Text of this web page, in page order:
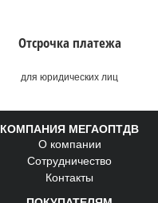
Отсрочка платежа
для юридических лиц
КОМПАНИЯ МЕГАОПТДВ
О компании
Сотрудничество
Контакты